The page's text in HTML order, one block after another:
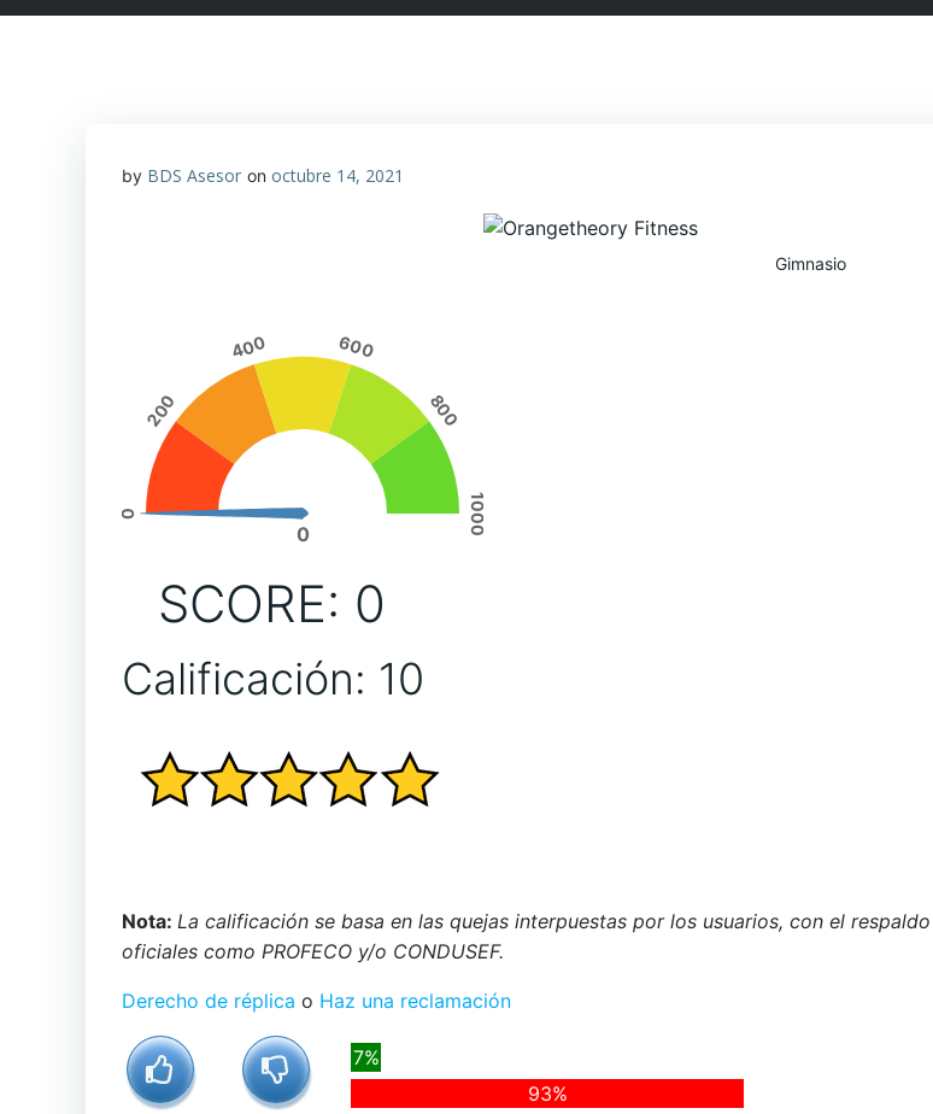
by BDS Asesor on octubre 14, 2021
Gimnasio
0
200
400 600
800
1000
0
SCORE: 0
Calificación: 10
Nota: La calificación se basa en las quejas interpuestas por los usuarios, con el
oficiales como PROFECO y/o CONDUSEF.
Derecho de réplica o Haz una reclamación
7%
93%